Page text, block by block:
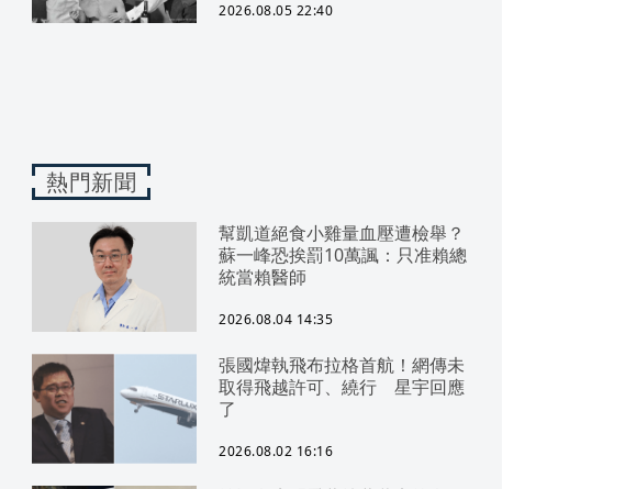
2026.08.05 22:40
熱門新聞
幫凱道絕食小雞量血壓遭檢舉？
蘇一峰恐挨罰10萬諷：只准賴總
統當賴醫師
2026.08.04 14:35
張國煒執飛布拉格首航！網傳未
取得飛越許可、繞行 星宇回應
了
2026.08.02 16:16